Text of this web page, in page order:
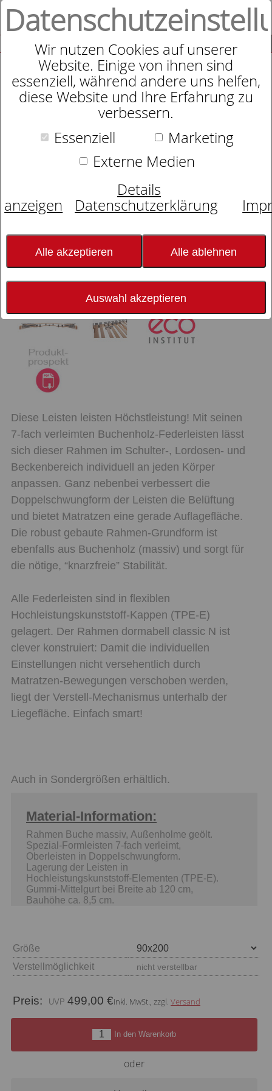
Wir nutzen Cookies auf unserer
Website. Einige von ihnen sind
essenziell, während andere uns helfen,
diese Website und Ihre Erfahrung zu
verbessern.
Essenziell
Marketing
Externe Medien
Details
anzeigen
Datenschutzerklärung
Alle akzeptieren Alle ablehnen
Auswahl akzeptieren
SUCHE
Rahmen
dormabell classic N
Diese Leisten leisten Höchstleistung! Mit seinen
7-fach verleimten Buchenholz-Federleisten lässt
sich dieser Rahmen im Schulter-, Lordosen- und
Beckenbereich individuell an jeden Körper
anpassen. Ganz nebenbei verbessert die
Doppelschwungform der Leisten die Belüftung
und bietet Matratzen eine gerade Auflagefläche.
Die robust gebaute Rahmen-Grundform ist
ebenfalls aus Buchenholz (massiv) und sorgt für
die nötige, “knarzfreie” Stabilität.
Alle Federleisten sind in flexiblen
Hochleistungskunststoff-Kappen (TPE-E)
gelagert. Der Rahmen dormabell classic N ist
clever konstruiert: Damit die individuellen
Einstellungen nicht versehentlich durch
Matratzen-Bewegungen verschoben werden,
liegt der Verstell-Mechanismus unterhalb der
Liegefläche. Einfach smart!
Auch in Sondergrößen erhältlich.
Material-Information:
Rahmen Buche massiv, Außenholme geölt.
Spezial-Formleisten 7-fach verleimt,
Oberleisten in Doppelschwungform.
Lagerung der Leisten in
Hochleistungskunststoff-Elementen (TPE-E).
Gummi-Mittelgurt bei Breite ab 120 cm,
Bauhöhe ca. 8,5 cm.
Größe
Verstellmöglichkeit
nicht verstellbar
Preis: 499,00 €inkl. MwSt., zzgl. Versand
In den Warenkorb
oder